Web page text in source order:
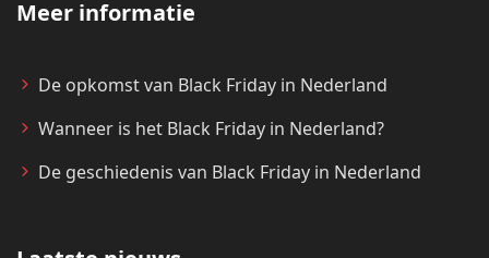
Meer informatie
De opkomst van Black Friday in Nederland
Wanneer is het Black Friday in Nederland?
De geschiedenis van Black Friday in Nederland